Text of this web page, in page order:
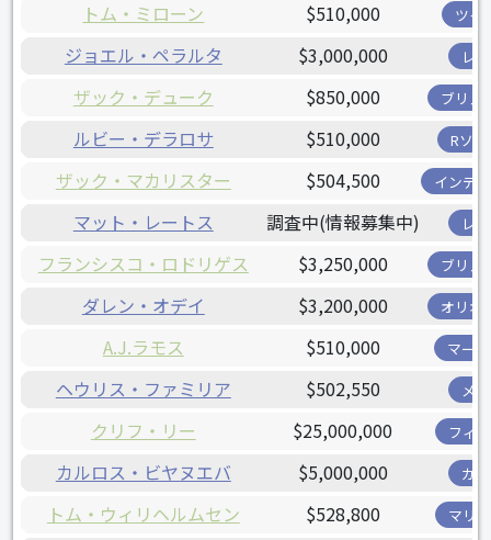
トム・ミローン $510,000 ツイ
ジョエル・ペラルタ $3,000,000 レ
ザック・デューク $850,000 ブリュ
ルビー・デラロサ $510,000 Rソ
ザック・マカリスター $504,500 インデ
マット・レートス 調査中(情報募集中) レ
フランシスコ・ロドリゲス $3,250,000 ブリュ
ダレン・オデイ $3,200,000 オリオ
A.J.ラモス $510,000 マー
ヘウリス・ファミリア $502,550 メ
クリフ・リー $25,000,000 フィ
カルロス・ビヤヌエバ $5,000,000 カ
トム・ウィリヘルムセン $528,800 マリ